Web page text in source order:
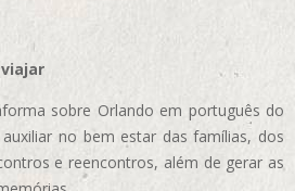
sobre Orlando em português do
no bem estar das famílias, dos
e reencontros, além de gerar as